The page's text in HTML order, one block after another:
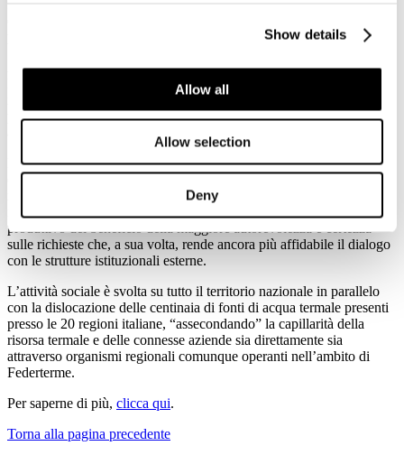
Show details
Allow all
Allow selection
Deny
portatrice delle istanze provenienti dal comparto turistico nazionale.
A livello internazionale, Federterme aderisce alla FEMTEC -
Federazione Mondiale del Termalismo e del Climatismo, rendendosi
inoltre promotrice di iniziative europee per l’adozione di
provvedimenti comunitari di riordino e rilancio del termalismo in
Il compito istituzionale della Federterme è quello della tutela
collettiva delle imprese operanti nel settore termale e delle acque
minerali curative attraverso il superamento della frammentazione
naturalmente esistente in un mondo composto da oltre 350 aziende,
produttivo del beneficio della maggiore autorevolezza e certezza
sulle richieste che, a sua volta, rende ancora più affidabile il dialogo
con le strutture istituzionali esterne.
L’attività sociale è svolta su tutto il territorio nazionale in parallelo
con la dislocazione delle centinaia di fonti di acqua termale presenti
presso le 20 regioni italiane, “assecondando” la capillarità della
risorsa termale e delle connesse aziende sia direttamente sia
attraverso organismi regionali comunque operanti nell’ambito di
Federterme.
Per saperne di più, clicca qui.
Torna alla pagina precedente